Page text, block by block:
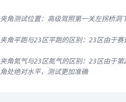
夹角测试位置：高级驾照第一关左拐桥
夹角平跑与23区平跑的区别：23区由于
夹角氮气与23区氮气的区别：23区由于
角处绝对水平，测试更加准确